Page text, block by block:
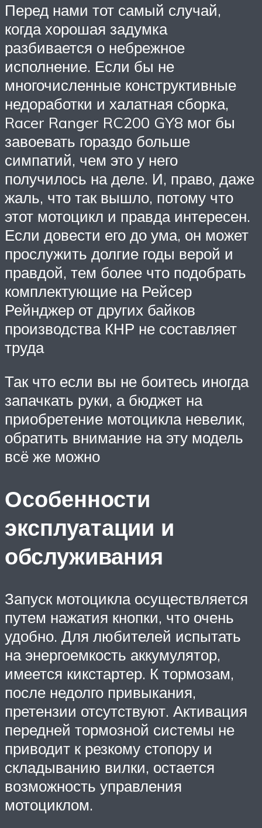
Перед нами тот самый случай,
когда хорошая задумка
разбивается о небрежное
исполнение. Если бы не
многочисленные конструктивные
недоработки и халатная сборка,
Racer Ranger RC200 GY8 мог бы
завоевать гораздо больше
симпатий, чем это у него
получилось на деле. И, право, даже
жаль, что так вышло, потому что
этот мотоцикл и правда интересен.
Если довести его до ума, он может
прослужить долгие годы верой и
правдой, тем более что подобрать
комплектующие на Рейсер
Рейнджер от других байков
производства КНР не составляет
труда
Так что если вы не боитесь иногда
запачкать руки, а бюджет на
приобретение мотоцикла невелик,
обратить внимание на эту модель
всё же можно
Особенности
эксплуатации и
обслуживания
Запуск мотоцикла осуществляется
путем нажатия кнопки, что очень
удобно. Для любителей испытать
на энергоемкость аккумулятор,
имеется кикстартер. К тормозам,
после недолго привыкания,
претензии отсутствуют. Активация
передней тормозной системы не
приводит к резкому стопору и
складыванию вилки, остается
возможность управления
мотоциклом.